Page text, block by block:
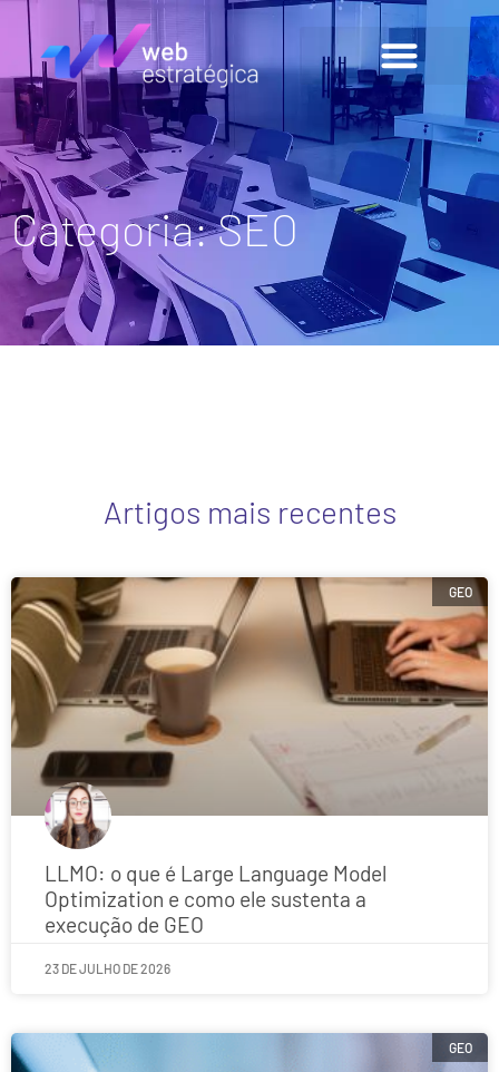
Categoria: SEO
Artigos mais recentes
GEO
LLMO: o que é Large Language Model
Optimization e como ele sustenta a
execução de GEO
23 DE JULHO DE 2026
GEO